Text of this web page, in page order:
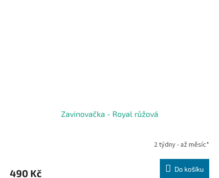
Zavinovačka - Royal růžová
2 týdny - až měsíc*
490 Kč Do košíku